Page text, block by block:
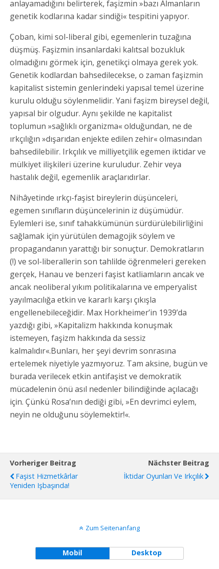
anlayamadığını belirterek, faşizmin »bazı Almanların
genetik kodlarına kadar sindiği« tespitini yapıyor.
Çoban, kimi sol-liberal gibi, egemenlerin tuzağına
düşmüş. Faşizmin insanlardaki kalıtsal bozukluk
olmadığını görmek için, genetikçi olmaya gerek yok.
Genetik kodlardan bahsedilecekse, o zaman faşizmin
kapitalist sistemin genlerindeki yapısal temel üzerine
kurulu olduğu söylenmelidir. Yani faşizm bireysel değil,
yapısal bir olgudur. Aynı şekilde ne kapitalist
toplumun »sağlıklı organizma« olduğundan, ne de
ırkçılığın »dışarıdan enjekte edilen zehir« olmasından
bahsedilebilir. Irkçılık ve milliyetçilik egemen iktidar ve
mülkiyet ilişkileri üzerine kuruludur. Zehir veya
hastalık değil, egemenlik araçlarıdırlar.
Nihâyetinde ırkçı-faşist bireylerin düşünceleri,
egemen sınıfların düşüncelerinin iz düşümüdür.
Eylemleri ise, sınıf tahakkümünün sürdürülebilirliğini
sağlamak için yürütülen demagojik söylem ve
propagandanın yarattığı bir sonuçtur. Demokratların
(!) ve sol-liberallerin son tahlilde öğrenmeleri gereken
gerçek, Hanau ve benzeri faşist katliamların ancak ve
ancak neoliberal yıkım politikalarına ve emperyalist
yayılmacılığa etkin ve kararlı karşı çıkışla
engellenebileceğidir. Max Horkheimer’in 1939’da
yazdığı gibi, »Kapitalizm hakkında konuşmak
istemeyen, faşizm hakkında da sessiz
kalmalıdır«.Bunları, her şeyi devrim sonrasına
ertelemek niyetiyle yazmıyoruz. Tam aksine, bugün ve
burada verilecek etkin antifaşist ve demokratik
mücadelenin önü asıl nedenler bilindiğinde açılacağı
için. Çünkü Rosa’nın dediği gibi, »En devrimci eylem,
neyin ne olduğunu söylemektir!«.
Vorheriger Beitrag
Faşist Hizmetkârlar
Yeniden Işbaşında!
Nächster Beitrag
İktidar Oyunları Ve Irkçılık
Zum Seitenanfang
Mobil Desktop